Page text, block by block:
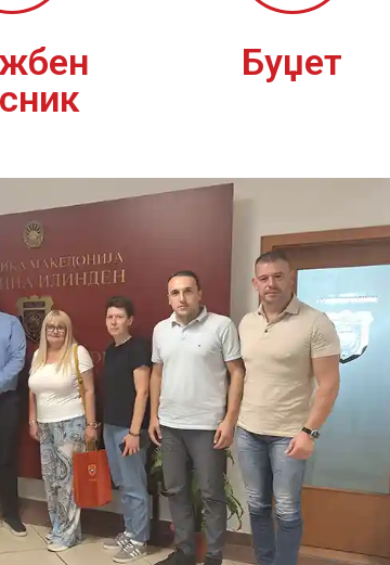
Буџет